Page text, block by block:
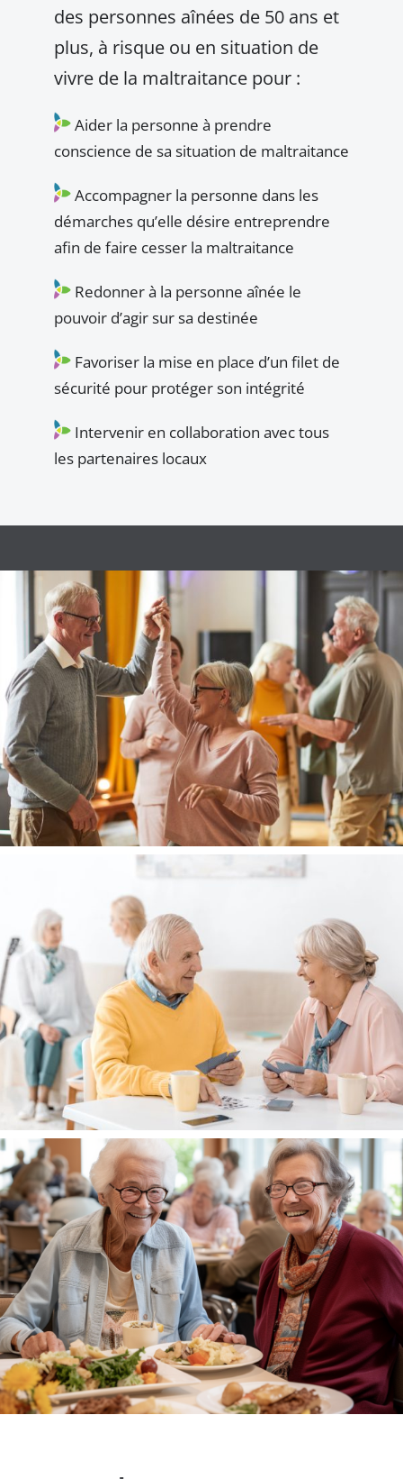
des personnes aînées de 50 ans et
plus, à risque ou en situation de
vivre de la maltraitance pour :
Aider la personne à prendre
conscience de sa situation de maltraitance
Accompagner la personne dans les
démarches qu’elle désire entreprendre
afin de faire cesser la maltraitance
Redonner à la personne aînée le
pouvoir d’agir sur sa destinée
Favoriser la mise en place d’un filet de
sécurité pour protéger son intégrité
Intervenir en collaboration avec tous
les partenaires locaux